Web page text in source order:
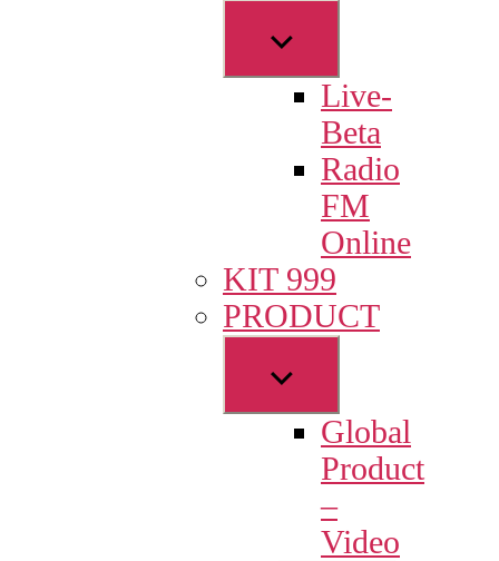
Show
sub
menuLive-
Beta
Radio
FM
Online
KIT 999
PRODUCT
Show
sub
menuGlobal
Product
–
Video